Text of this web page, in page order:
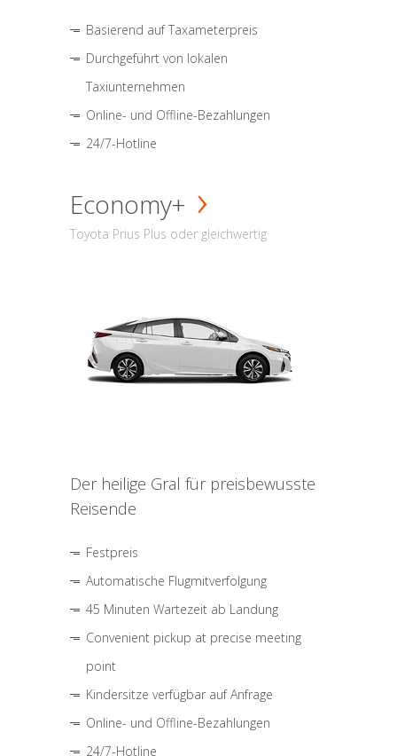
Basierend auf Taxameterpreis
Durchgeführt von lokalen
Taxiunternehmen
Online- und Offline-Bezahlungen
24/7-Hotline
Economy+
Toyota Prius Plus oder gleichwertig
Der heilige Gral für preisbewusste
Reisende
Festpreis
Automatische Flugmitverfolgung
45 Minuten Wartezeit ab Landung
Convenient pickup at precise meeting
point
Kindersitze verfügbar auf Anfrage
Online- und Offline-Bezahlungen
24/7-Hotline